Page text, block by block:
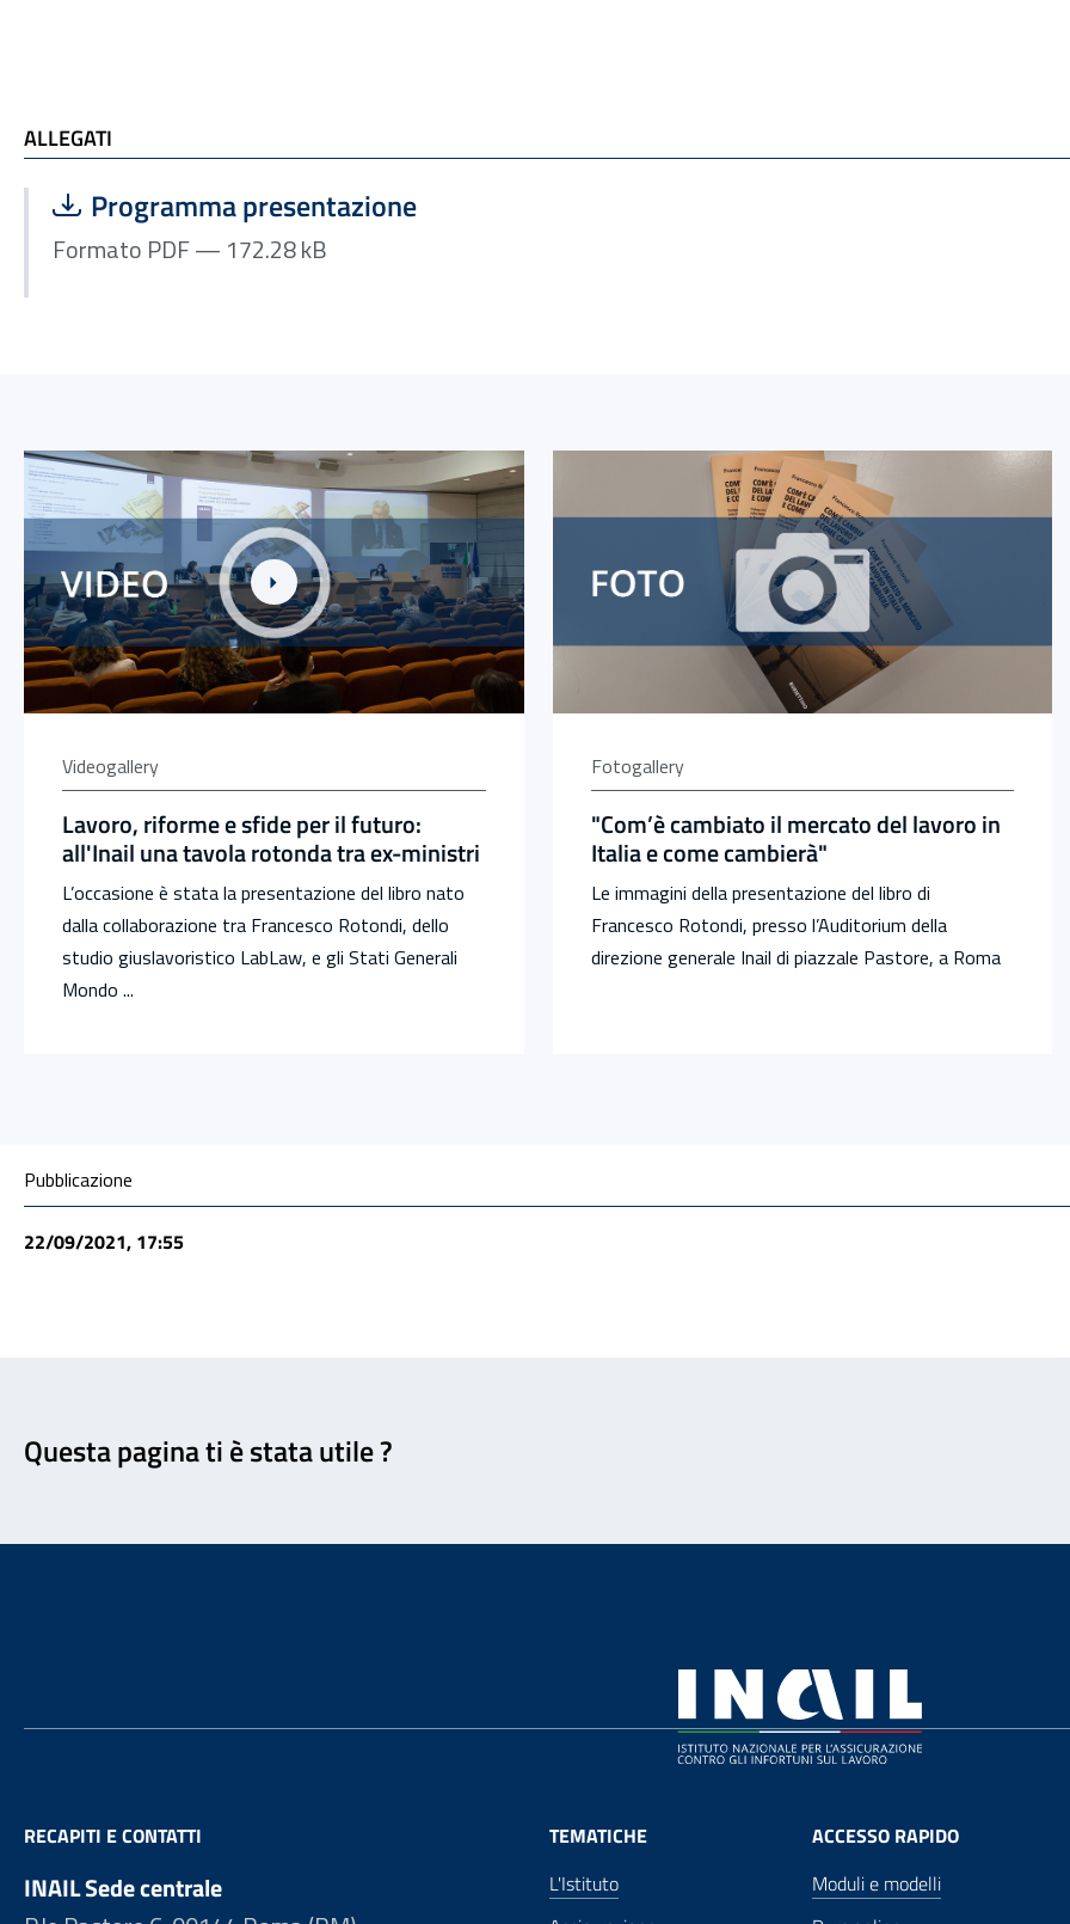
ALLEGATI
ALLEGATI
Scarica file:
Programma presentazione
Formato PDF — 172.28 kB
Link alla Gallery Lavoro, riforme e sfide per il futuro: all'Inail una tavola rotonda tra ex-ministri
Videogallery
Lavoro, riforme e sfide per il futuro:
all'Inail una tavola rotonda tra ex-ministri
L’occasione è stata la presentazione del libro nato
dalla collaborazione tra Francesco Rotondi, dello
studio giuslavoristico LabLaw, e gli Stati Generali
Mondo ...
Fotogallery
"Com’è cambiato il mercato del lavoro in
Italia e come cambierà"
Le immagini della presentazione del libro di
Francesco Rotondi, presso l’Auditorium della
direzione generale Inail di piazzale Pastore, a Roma
Condivisione social
Pubblicazione
22/09/2021, 17:55
Questa pagina ti è stata utile ?
RECAPITI E CONTATTI
INAIL Sede centrale
TEMATICHE
L'Istituto
ACCESSO RAPIDO
Moduli e modelli